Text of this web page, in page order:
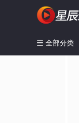
 全部分类